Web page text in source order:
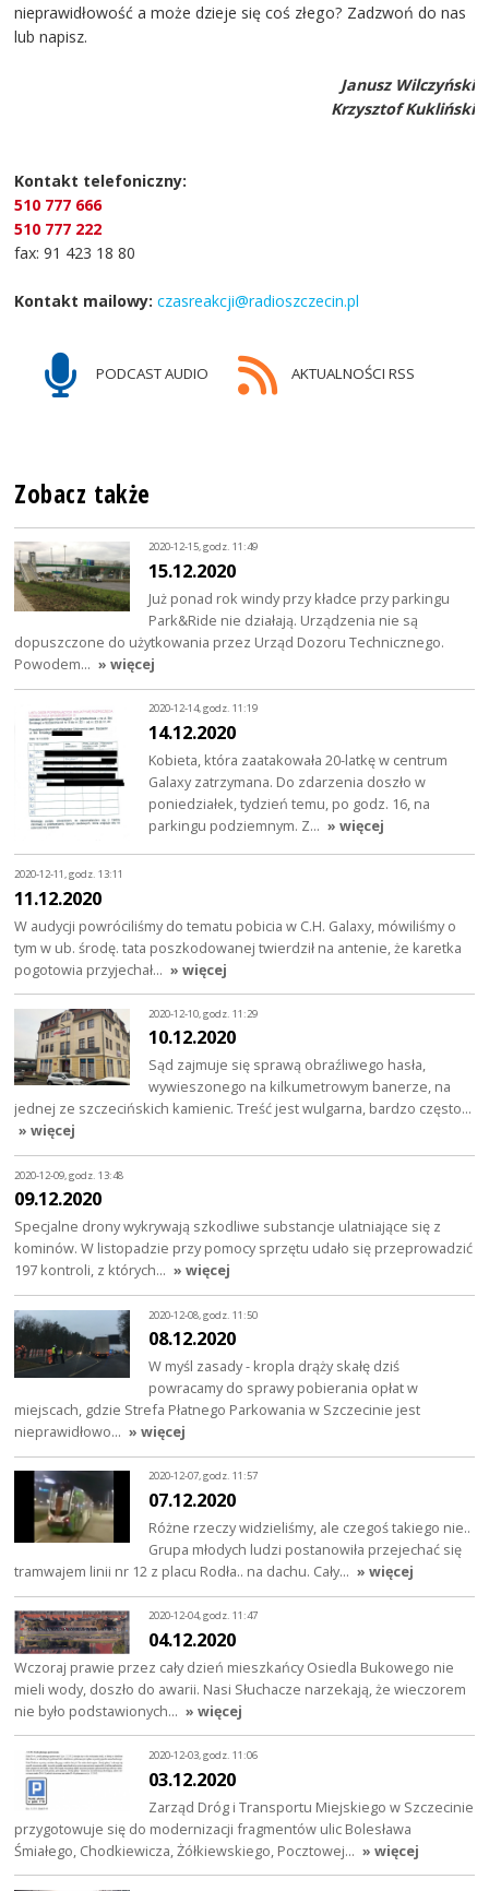
nieprawidłowość a może dzieje się coś złego? Zadzwoń do nas
lub napisz.
Janusz Wilczyński
Krzysztof Kukliński
Kontakt telefoniczny:
510 777 666
510 777 222
fax: 91 423 18 80
Kontakt mailowy: czasreakcji@radioszczecin.pl
PODCAST AUDIO AKTUALNOŚCI RSS
Zobacz także
2020-12-15, godz. 11:49
15.12.2020
Już ponad rok windy przy kładce przy parkingu
Park&Ride nie działają. Urządzenia nie są
dopuszczone do użytkowania przez Urząd Dozoru Technicznego.
Powodem… » więcej
2020-12-14, godz. 11:19
14.12.2020
Kobieta, która zaatakowała 20-latkę w centrum
Galaxy zatrzymana. Do zdarzenia doszło w
poniedziałek, tydzień temu, po godz. 16, na
parkingu podziemnym. Z… » więcej
2020-12-11, godz. 13:11
11.12.2020
W audycji powróciliśmy do tematu pobicia w C.H. Galaxy, mówiliśmy o
tym w ub. środę. tata poszkodowanej twierdził na antenie, że karetka
pogotowia przyjechał… » więcej
2020-12-10, godz. 11:29
10.12.2020
Sąd zajmuje się sprawą obraźliwego hasła,
wywieszonego na kilkumetrowym banerze, na
jednej ze szczecińskich kamienic. Treść jest wulgarna, bardzo często…
» więcej
2020-12-09, godz. 13:48
09.12.2020
Specjalne drony wykrywają szkodliwe substancje ulatniające się z
kominów. W listopadzie przy pomocy sprzętu udało się przeprowadzić
197 kontroli, z których… » więcej
2020-12-08, godz. 11:50
08.12.2020
W myśl zasady - kropla drąży skałę dziś
powracamy do sprawy pobierania opłat w
miejscach, gdzie Strefa Płatnego Parkowania w Szczecinie jest
nieprawidłowo… » więcej
2020-12-07, godz. 11:57
07.12.2020
Różne rzeczy widzieliśmy, ale czegoś takiego nie..
Grupa młodych ludzi postanowiła przejechać się
tramwajem linii nr 12 z placu Rodła.. na dachu. Cały… » więcej
2020-12-04, godz. 11:47
04.12.2020
Wczoraj prawie przez cały dzień mieszkańcy Osiedla Bukowego nie
mieli wody, doszło do awarii. Nasi Słuchacze narzekają, że wieczorem
nie było podstawionych… » więcej
2020-12-03, godz. 11:06
03.12.2020
Zarząd Dróg i Transportu Miejskiego w Szczecinie
przygotowuje się do modernizacji fragmentów ulic Bolesława
Śmiałego, Chodkiewicza, Żółkiewskiego, Pocztowej… » więcej